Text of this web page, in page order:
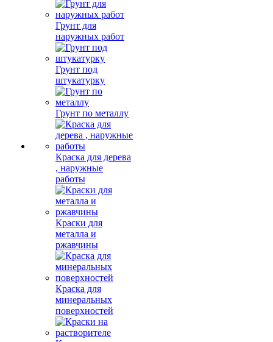
Грунт для
наружных работ
Грунт под
штукатурку
Грунт по металлу
Краска для дерева
, наружные
работы
Краски для
металла и
ржавчины
Краска для
минеральных
поверхностей